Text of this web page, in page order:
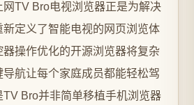
TV Bro电视浏览器正是为解决
定义了智能电视的网页浏览体
操作优化的开源浏览器将复杂
航让每个家庭成员都能轻松驾
Bro并非简单移植手机浏览器